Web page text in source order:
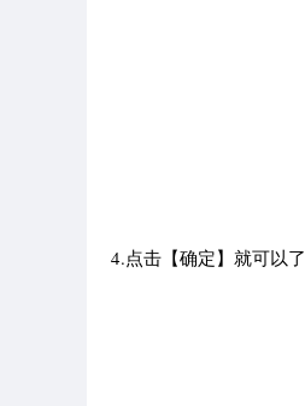
4.点击【确定】就可以了